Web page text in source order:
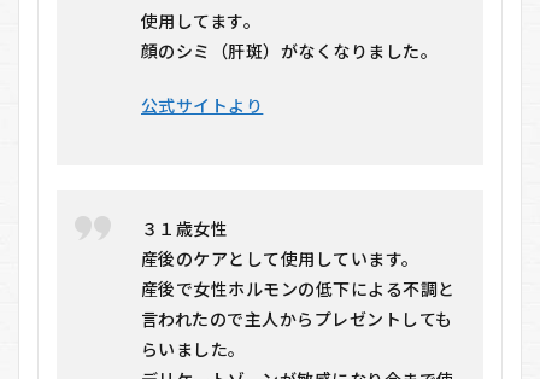
使用してます。
顔のシミ（肝斑）がなくなりました。
公式サイトより
３１歳女性
産後のケアとして使用しています。
産後で女性ホルモンの低下による不調と
言われたので主人からプレゼントしても
らいました。